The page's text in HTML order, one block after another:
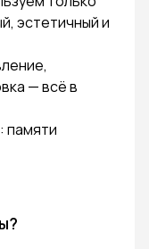
эстетичный и
— всё в
памяти